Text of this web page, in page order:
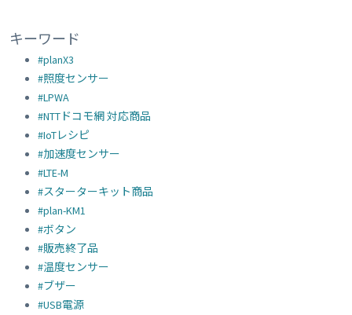
キーワード
#planX3
#照度センサー
#LPWA
#NTTドコモ網 対応商品
#IoTレシピ
#加速度センサー
#LTE-M
#スターターキット商品
#plan-KM1
#ボタン
#販売終了品
#温度センサー
#ブザー
#USB電源